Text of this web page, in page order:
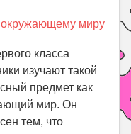
окружающему миру
класса
изучают такой
предмет как
мир. Он
тем, что